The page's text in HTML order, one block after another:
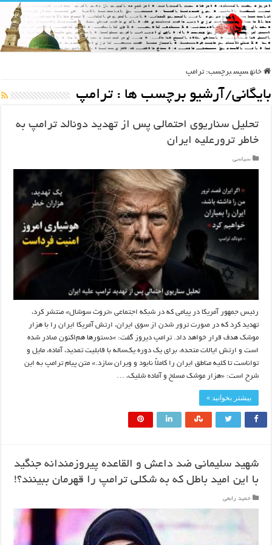
خانه سپس برچسب:ترامپ
بایگانی/آرشیو برچسب ها : ترامپ
تحلیل سناریوی احتمالی پس از تهدید دونالد ترامپ به
خاطر ترورعلیه ایران
سیاسی
رئیس جمهور آمریکا در پیامی که در شبکه اجتماعی «تروث سوشال» منتشر کرد،
تهدید کرد که در صورت ترور شدن از سوی ایران، ارتش آمریکا ایران را با هزار
موشک هدف قرار خواهد داد. ترامپ دیروز گفت: »دستورها هم‌اکنون صادر شده
است و ارتش ایالات متحده، برای یک دوره یک‌ساله با قابلیت تمدید، آماده، مایل و
تواناست تا کلیه مناطق ایران را کاملاً نابود و ویران سازد.» متن پیام ترامپ به این
شرح است: «هزار موشک مسلح و آماده شلیک، …
بیشتر بخوانید »
شهید سلیمانی ضد داعش و القاعده پیروزمندانه جنگید
با این امید باطل که به شکلی ترامپ را قهرمان ببینند؟!
حمید رابعی